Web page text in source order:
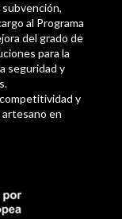
al Programa
del grado de
para la
seguridad y
y
en